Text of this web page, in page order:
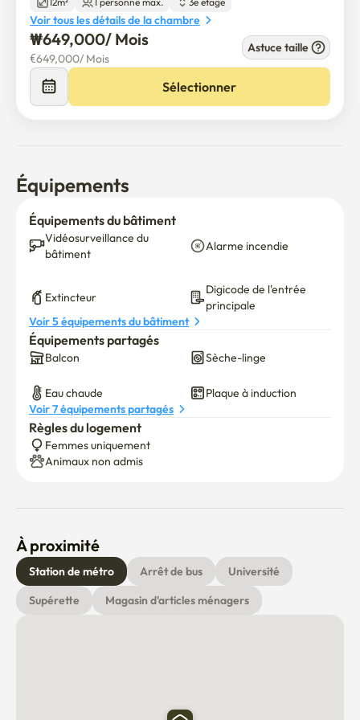
simple
Il y a une chambre, une salle de bains commune et une
salle de bains.
d'Incheon
Seoul Metropolitan Subway Station Kyeong Ligne 1 bus
pendant 10 minutes
Voir tous les détails de la chambre
₩649,000/ Mois
€649,000/ Mois
Astuce taille
Sélectionner
Équipements
Équipements du bâtiment
Vidéosurveillance du
bâtiment
Alarme incendie
Extincteur
Digicode de l'entrée
principale
Voir 5 équipements du bâtiment
Équipements partagés
Balcon Sèche-linge
Eau chaude
Plaque à induction
Voir 7 équipements partagés
Règles du logement
Femmes uniquement
Animaux non admis
À proximité
Station de métro Arrêt de bus
Université
Supérette
Magasin d'articles ménagers